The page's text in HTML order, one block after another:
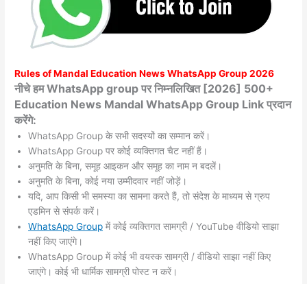
Rules ofMandalEducation News WhatsApp Group 2026
नीचे हम WhatsApp group पर निम्नलिखित [2026] 500+
Education News Mandal WhatsApp Group Link प्रदान
करेंगे:
WhatsApp Group के सभी सदस्यों का सम्मान करें।
WhatsApp Group पर कोई व्यक्तिगत चैट नहीं हैं।
अनुमति के बिना, समूह आइकन और समूह का नाम न बदलें।
अनुमति के बिना, कोई नया उम्मीदवार नहीं जोड़ें।
यदि, आप किसी भी समस्या का सामना करते हैं, तो संदेश के माध्यम से ग्रुप
एडमिन से संपर्क करें।
WhatsApp Group में कोई व्यक्तिगत सामग्री / YouTube वीडियो साझा
नहीं किए जाएंगे।
WhatsApp Group में कोई भी वयस्क सामग्री / वीडियो साझा नहीं किए
जाएंगे। कोई भी धार्मिक सामग्री पोस्ट न करें।